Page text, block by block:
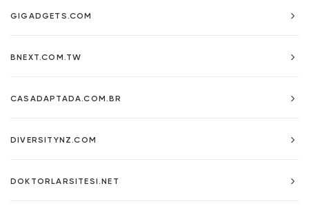
GIGADGETS.COM
BNEXT.COM.TW
CASADAPTADA.COM.BR
DIVERSITYNZ.COM
DOKTORLARSITESI.NET